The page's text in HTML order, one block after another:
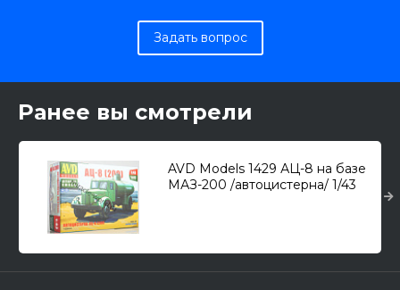
Задать вопрос
Ранее вы смотрели
AVD Models 1429 АЦ-8 на базе
МАЗ-200 /автоцистерна/ 1/43